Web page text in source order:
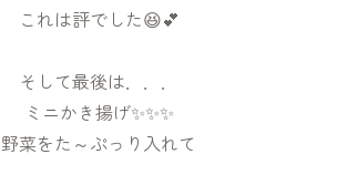
これは評でした😆💕
そして最後は．．．
ミニかき揚げ✨✨✨
野菜をた～ぷっり入れて